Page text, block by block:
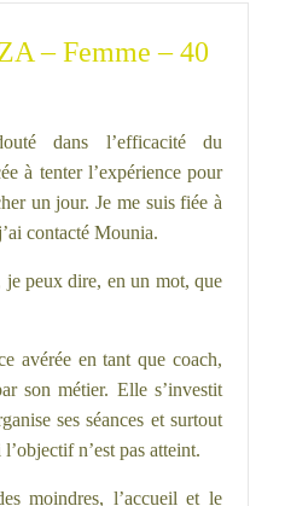
– Femme – 40
dans l’efficacité du
à tenter l’expérience pour
un jour. Je me suis fiée à
contacté Mounia.
je peux dire, en un mot, que
avérée en tant que coach,
son métier. Elle s’investit
ses séances et surtout
n’est pas atteint.
moindres, l’accueil et le